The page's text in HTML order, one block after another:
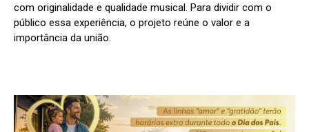
com originalidade e qualidade musical. Para dividir com o
público essa experiência, o projeto reúne o valor e a
importância da união.